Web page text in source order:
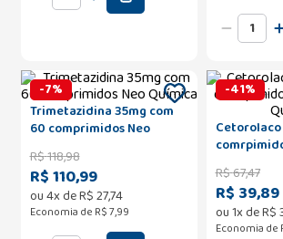
-7%
Trimetazidina 35mg com
60 comprimidos Neo
Química
R$118,98
R$ 110,99
ou4x deR$27,74
Economia de R$ 7,99
-41%
Neo Química
R$67,47
R$ 39,89
ou1x deR$
Economia de